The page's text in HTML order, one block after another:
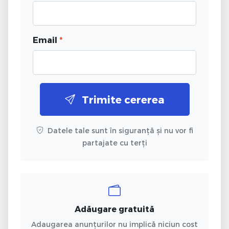
Email *
Trimite cererea
Datele tale sunt în siguranță și nu vor fi
partajate cu terți
Adăugare gratuită
Adaugarea anunțurilor nu implică niciun cost